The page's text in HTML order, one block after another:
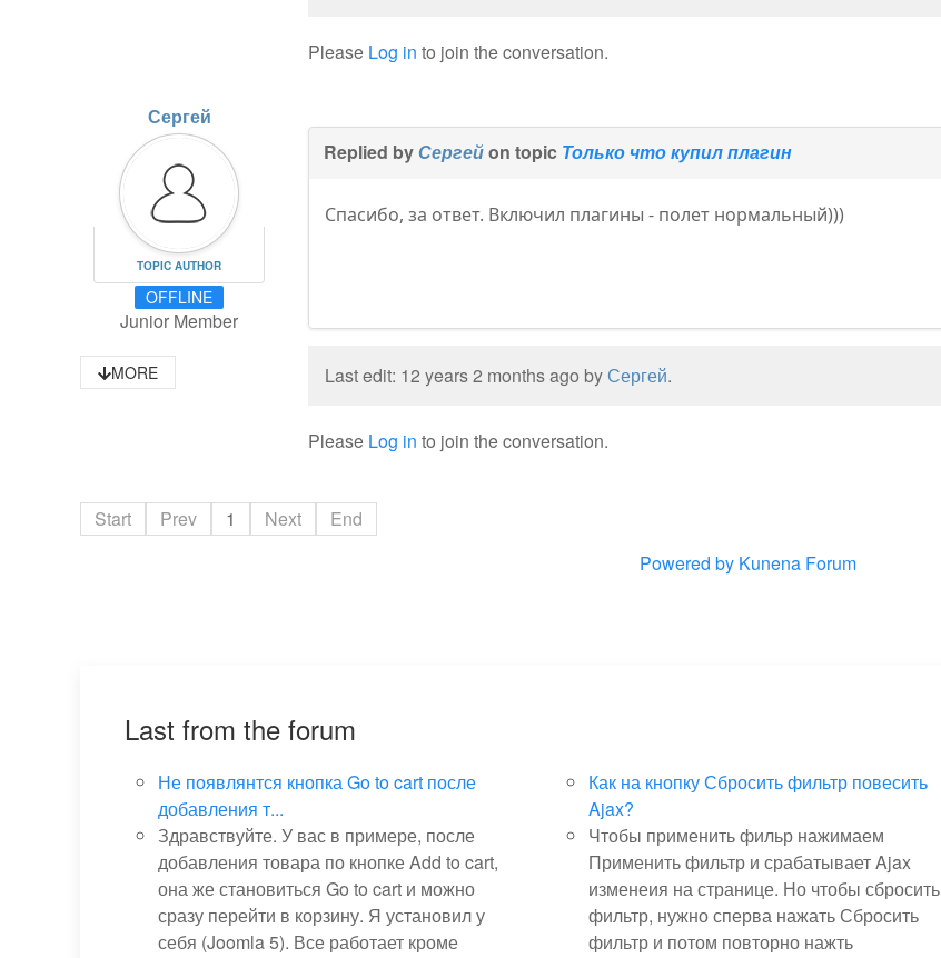
Please Log in to join the conversation.
Сергей
TOPIC AUTHOR
OFFLINE
Junior Member
MORE
Replied byСергейon topic Только что купил плагин
Спасибо, за ответ. Включил плагины - полет нормальный)))
Last edit: 12 years 2 months ago byСергей.
Please Log in to join the conversation.
Start Prev 1 Next
End
Powered by Kunena Forum
Last from the forum
Не появлянтся кнопка Go to cart после
добавления т...
Здравствуйте. У вас в примере, после
добавления товара по кнопке Add to cart,
она же становиться Go to cart и можно
сразу перейти в корзину. Я установил у
себя (Joomla 5). Все работает кроме
Как на кнопку Сбросить фильтр повесить
Ajax?
Чтобы применить фильр нажимаем
Применить фильтр и срабатывает Ajax
изменеия на странице. Но чтобы сбросить
фильтр, нужно сперва нажать Сбросить
фильтр и потом повторно нажть